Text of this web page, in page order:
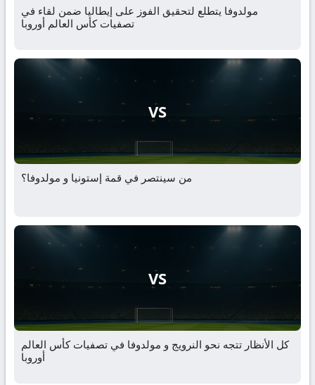
مولدوفا يتطلع لتحقيق الفوز على إيطاليا ضمن لقاء في
تصفيات كأس العالم أوروبا
VS
من سينتصر في قمة إستونيا و مولدوفا؟
VS
كل الأنظار تتجه نحو النرويج و مولدوفا في تصفيات كأس العالم
أوروبا